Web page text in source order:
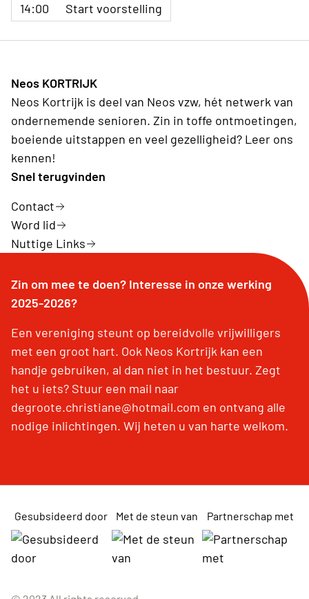
14:00
Start voorstelling
Neos KORTRIJK
Neos Kortrijk is deel van Neos vzw, hét netwerk van
ondernemende senioren. Zin in toffe ontmoetingen,
boeiende uitstappen en veel gezelligheid? Leer ons
kennen!
Snel terugvinden
Contact
Word lid
Nuttige Links
Zin om mee te doen? Interesse in onze werking
2025-2026?
Een vereniging steunt op bereidvolle vrijwilligers
met een groot hart. Ook Neos Kortrijk kan een
handje gebruiken, al dan niet in het bestuur. Zegt
het u iets? Stuur een mail naar
degroote.christiane@hotmail.com en ontvang alle
nodige inlichtingen. Wij heten u van harte welkom.
Gesubsideerd door Met de steun van Partnerschap met